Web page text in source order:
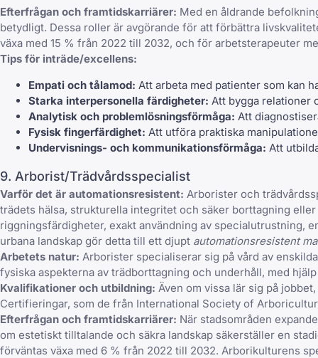
Efterfrågan och framtidskarriärer: Med en åldrande
betydligt. Dessa roller är avgörande för att förbättra
växa med 15 % från 2022 till 2032, och för arbetsterapeuter
Tips för inträde/excellens:
Empati och tålamod: Att arbeta med patienter som kan
Starka interpersonella färdigheter: Att bygga relationer
Analytisk och problemlösningsförmåga: Att
Fysisk fingerfärdighet: Att utföra praktiska
Undervisnings- och kommunikationsförmåga: Att
9. Arborist/Trädvårdsspecialist
Varför det är automationsresistent: Arborister och
trädets hälsa, strukturella integritet och säker borttagning
riggningsfärdigheter, exakt användning av specialutrustning,
urbana landskap gör detta till ett djupt automationsresistent
Arbetets natur: Arborister specialiserar sig på vård av
fysiska aspekterna av trädborttagning och underhåll, med
Kvalifikationer och utbildning: Även om vissa lär sig på
Certifieringar, som de från International Society of
Efterfrågan och framtidskarriärer: När stadsområden
om estetiskt tilltalande och säkra landskap säkerställer en
förväntas växa med 6 % från 2022 till 2032. Arborikulturens